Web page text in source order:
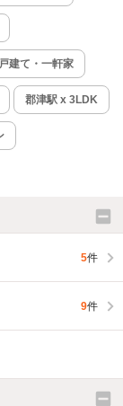
建て・一軒家
郡津駅 x 3LDK
5件
9件